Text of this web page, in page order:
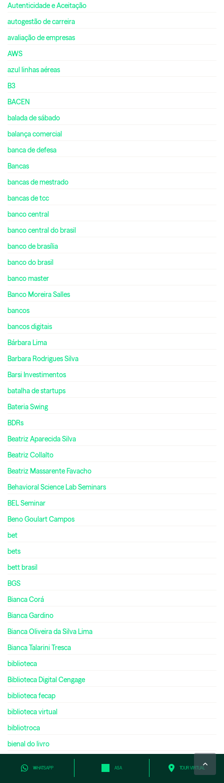
WHATSAPP ASA TOUR VIRTUAL
Autenticidade e Aceitação
autogestão de carreira
avaliação de empresas
AWS
azul linhas aéreas
B3
BACEN
balada de sábado
balança comercial
banca de defesa
Bancas
bancas de mestrado
bancas de tcc
banco central
banco central do brasil
banco de brasília
banco do brasil
banco master
Banco Moreira Salles
bancos
bancos digitais
Bárbara Lima
Barbara Rodrigues Silva
Barsi Investimentos
batalha de startups
Bateria Swing
BDRs
Beatriz Aparecida Silva
Beatriz Collalto
Beatriz Massarente Favacho
Behavioral Science Lab Seminars
BEL Seminar
Beno Goulart Campos
bet
bets
bett brasil
BGS
Bianca Corá
Bianca Gardino
Bianca Oliveira da Silva Lima
Bianca Talarini Tresca
biblioteca
Biblioteca Digital Cengage
biblioteca fecap
biblioteca virtual
bibliotroca
bienal do livro